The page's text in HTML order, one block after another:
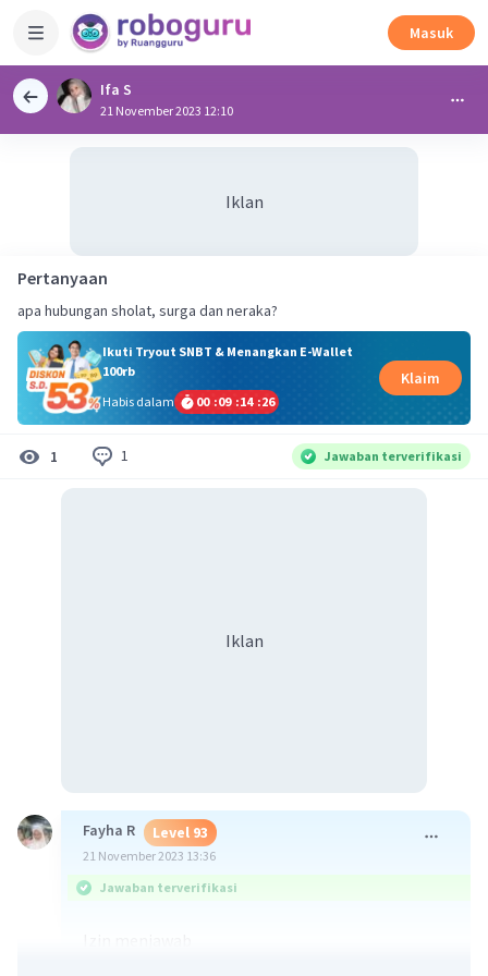
Masuk
Ifa S
21 November 2023 12:10
Iklan
Pertanyaan
apa hubungan sholat, surga dan neraka?
Ikuti Tryout SNBT & Menangkan E-Wallet
100rb
Habis dalam
00 :09 :14 :26
Klaim
1 1 Jawaban terverifikasi
Iklan
Fayha R Level 93
21 November 2023 13:36
Jawaban terverifikasi